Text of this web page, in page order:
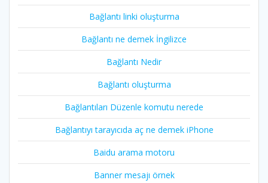
Bağlantı linki oluşturma
Bağlantı ne demek İngilizce
Bağlantı Nedir
Bağlantı oluşturma
Bağlantıları Düzenle komutu nerede
Bağlantıyı tarayıcıda aç ne demek iPhone
Baidu arama motoru
Banner mesajı örnek